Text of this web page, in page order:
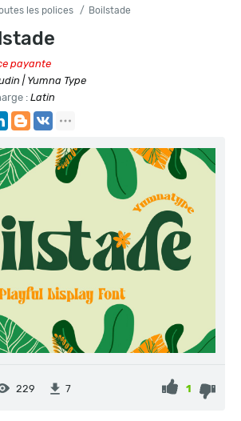
les polices Boilstade
payante
| Yumna Type
: Latin
229 7 1